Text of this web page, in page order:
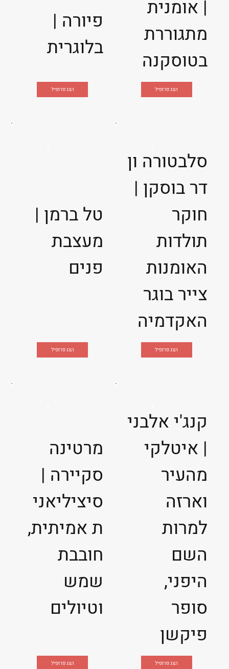
פיורה |
בלוגרית
הצג פרופיל
| אומנית
מתגוררת
בטוסקנה
הצג פרופיל
טל ברמן |
מעצבת
פנים
הצג פרופיל
סלבטורה ון
דר בוסקן |
חוקר
תולדות
האומנות
צייר בוגר
האקדמיה
הצג פרופיל
מרטינה
סקיירה |
סיציליאני
ת אמיתית,
חובבת
שמש
וטיולים
הצג פרופיל
קנג'י אלבני
| איטלקי
מהעיר
וארזה
למרות
השם
היפני,
סופר
פיקשן
הצג פרופיל